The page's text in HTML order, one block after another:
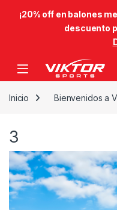
​¡20% off en balones
descuento
Skip to navigation
Skip to content
Inicio Bienvenidos a
3